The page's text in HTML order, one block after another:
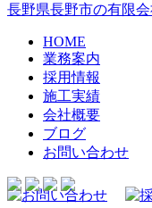
長野県長野市の有限
HOME
業務案内
採用情報
施工実績
会社概要
ブログ
お問い合わせ